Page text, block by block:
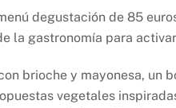
degustación de 85
la gastronomía para
brioche y mayonesa, un
vegetales